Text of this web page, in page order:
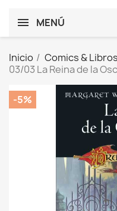
MENÚ
Inicio Comics & Libros
03/03 La Reina de la
-5%